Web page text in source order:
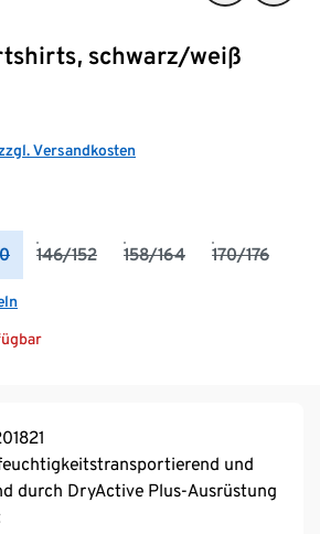
schwarz/weiß
Versandkosten
146/152 158/164 170/176
und
durch DryActive Plus-Ausrüstung